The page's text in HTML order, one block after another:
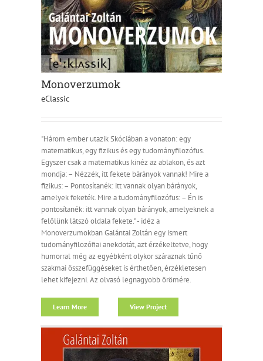
Monoverzumok
eClassic
"Három ember utazik Skóciában a vonaton: egy
matematikus, egy fizikus és egy tudományfilozófus.
Egyszer csak a matematikus kinéz az ablakon, és azt
mondja: – Nézzék, itt fekete bárányok vannak! Mire a
fizikus: – Pontosítanék: itt vannak olyan bárányok,
amelyek feketék. Mire a tudományfilozófus: – Én is
pontosítanék: itt vannak olyan bárányok, amelyeknek a
felőlünk látszó oldala fekete." - idéz a
Monoverzumokban Galántai Zoltán egy ismert
tudományfilozófiai anekdotát, azt érzékeltetve, hogy
humorral még az egyébként olykor száraznak tűnő
szakmai összefüggéseket is érthetően, érzékletesen
lehet kifejezni. Az olvasó legnagyobb örömére.
Learn More View Project